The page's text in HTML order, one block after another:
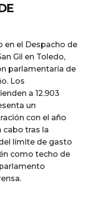
en el Despacho de
Gil en Toledo,
parlamentaria de
Los
a 12.903
un
con el año
cabo tras la
límite de gasto
como techo de